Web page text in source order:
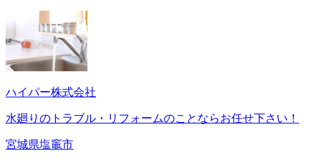
ハイパー株式会社
水廻りのトラブル・リフォームのことならお任せ下さい！
宮城県塩竈市